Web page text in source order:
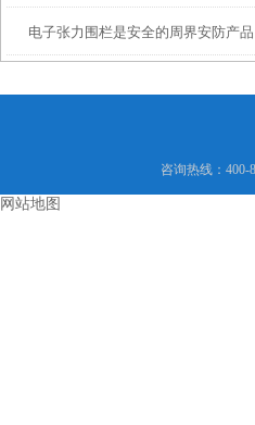
电子张力围栏是安全的周界安防产品
咨询热线：
网站地图